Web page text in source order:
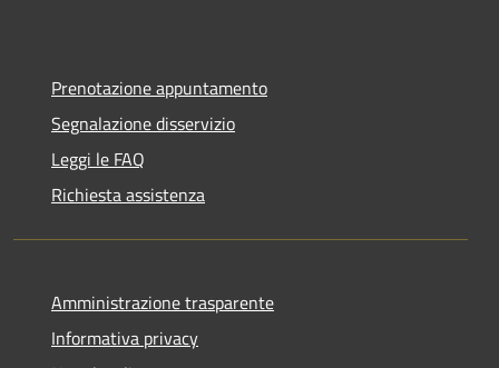
Prenotazione appuntamento
Segnalazione disservizio
Leggi le FAQ
Richiesta assistenza
Amministrazione trasparente
Informativa privacy